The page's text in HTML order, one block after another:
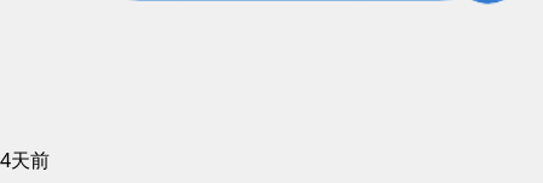
4天前